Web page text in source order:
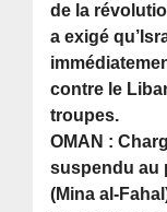
de la
a exigé
contre le
troupes.
OMAN :
suspendu au
(Mina al-